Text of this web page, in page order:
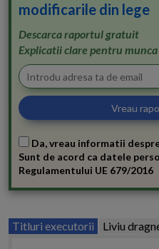
modificarile din lege
Descarca raportul gratuit
Explicatii clare pentru
Da, vreau informatii
Sunt de acord ca datele
Regulamentului UE 679/2016
Titluri executorii Liviu